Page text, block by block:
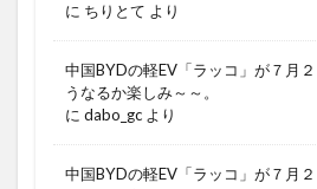
に ちりとて より
中国BYDの軽EV「ラッコ」が７月
うなるか楽しみ～～。
に dabo_gc より
中国BYDの軽EV「ラッコ」が７月